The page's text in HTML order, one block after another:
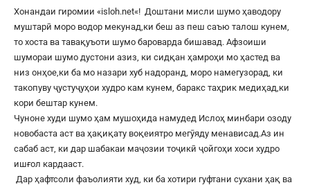
Хонандаи гиромии «isloh.net«! Доштани мисли шумо ҳаводору
муштарӣ моро водор мекунад,ки беш аз пеш саъю талош кунем,
то хоста ва тавақуъоти шумо бароварда бишавад. Афзоиши
шумораи шумо дустони азиз, ки сидқан ҳамроҳи мо ҳастед ва
низ онҳое,ки ба мо назари хуб надоранд, моро намегузорад, ки
такопуву ҷустуҷуҳои худро кам кунем, баракс таҳрик медиҳад,ки
кори бештар кунем.
Чуноне худи шумо ҳам мушоҳида намудед Ислоҳ минбари озоду
новобаста аст ва ҳақиқату воқеиятро мегӯяду менависад.Аз ин
сабаб аст, ки дар шабакаи маҷозии тоҷикӣ ҷойгоҳи хоси худро
ишғол кардааст.
Дар ҳафтсоли фаъолияти худ, ки ба хотири гуфтани сухани ҳақ ва